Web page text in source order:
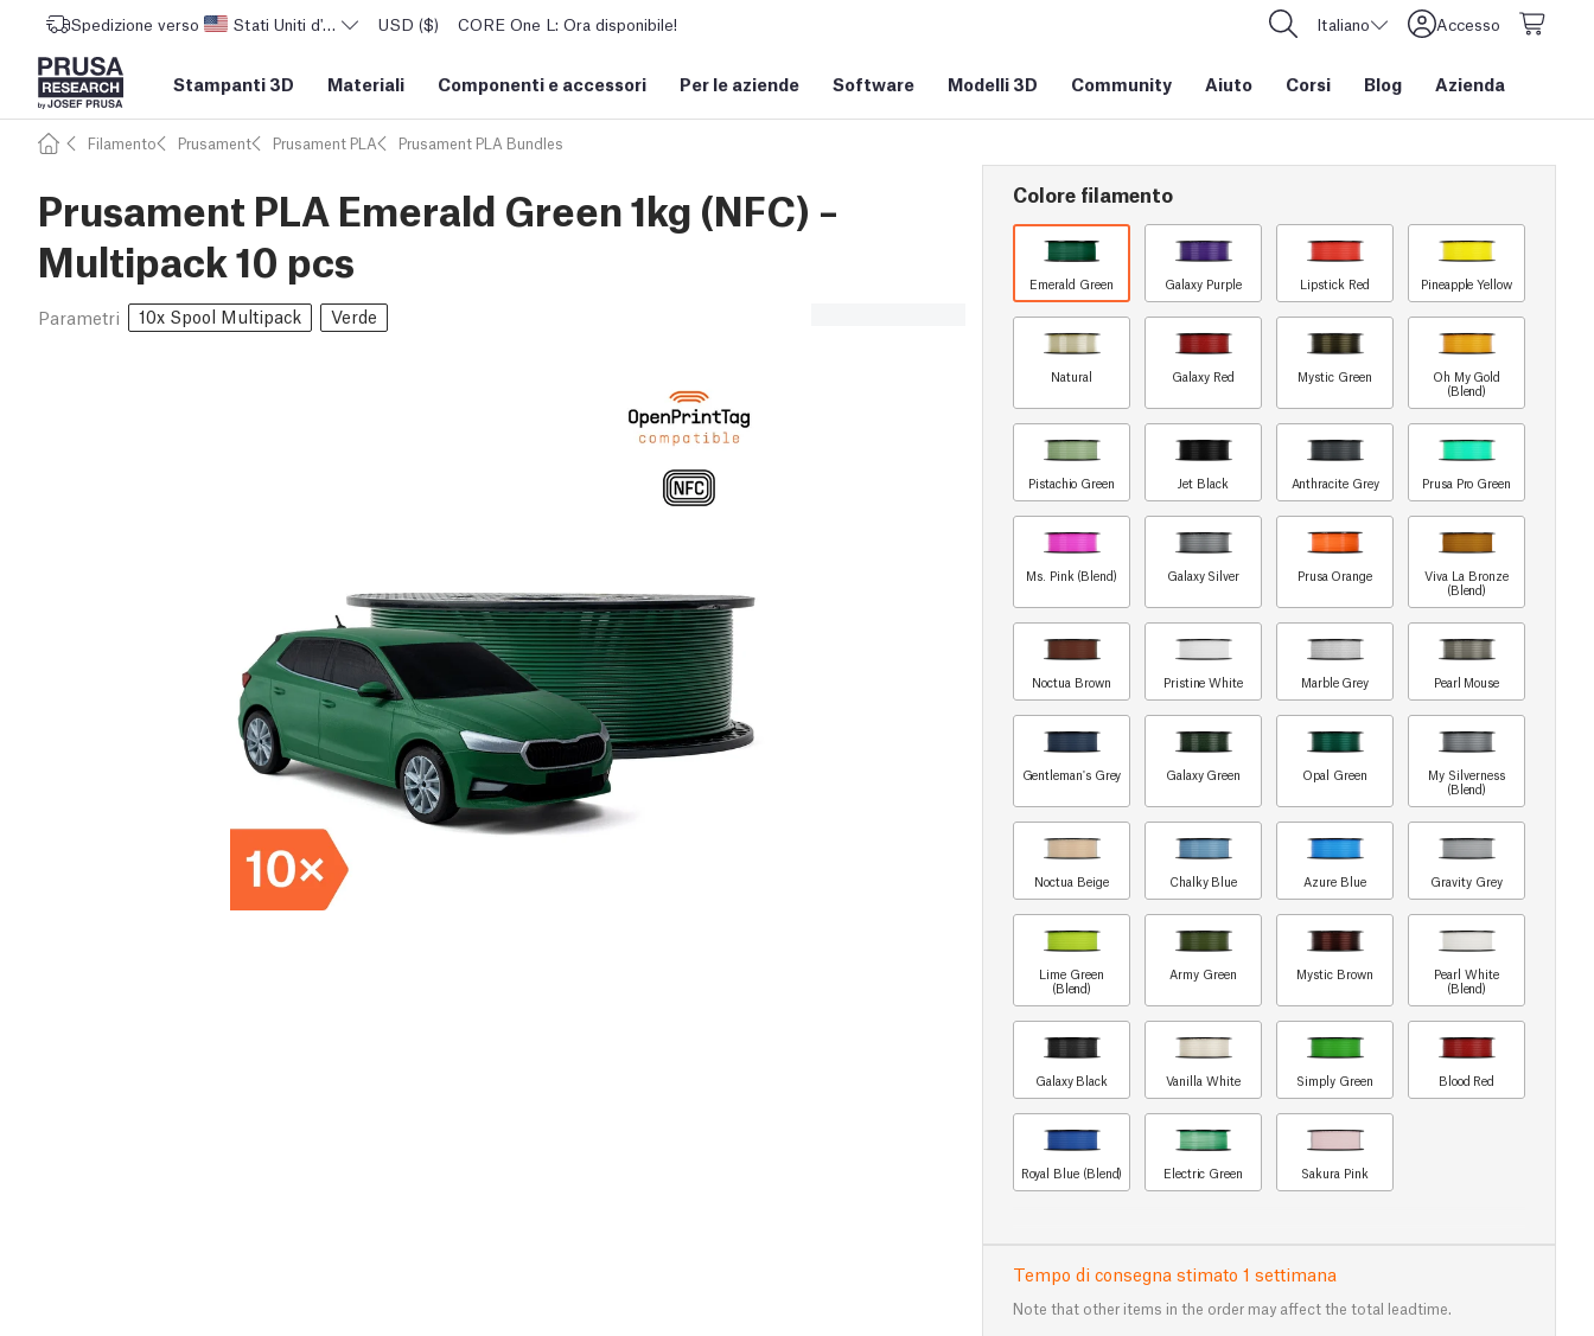
Spedizione verso Stati Uniti d'AmericaUSD ($) CORE One L: Ora disponibile! Italiano Accesso
Stampanti 3D Materiali Componenti e accessori Per le aziende Software Modelli 3D Community Aiuto Corsi Blog Azienda
Filamento Prusament Prusament PLA Prusament PLA Bundles
Prusament PLA Emerald Green 1kg (NFC) –
Multipack 10 pcs
Parametri 10x Spool Multipack Verde
Colore filamento
Emerald Green Galaxy Purple Lipstick Red Pineapple Yellow
Natural Galaxy Red Mystic Green
Oh My Gold
(Blend)
Pistachio Green Jet Black Anthracite Grey Prusa Pro Green
Ms. Pink (Blend) Galaxy Silver Prusa Orange
Viva La Bronze
(Blend)
Noctua Brown Pristine White Marble Grey Pearl Mouse
Gentleman's Grey Galaxy Green Opal Green
My Silverness
(Blend)
Noctua Beige Chalky Blue Azure Blue Gravity Grey
Lime Green
(Blend)
Army Green Mystic Brown
Pearl White
(Blend)
Galaxy Black Vanilla White Simply Green Blood Red
Royal Blue (Blend) Electric Green Sakura Pink
Tempo di consegna stimato 1 settimana
Note that other items in the order may affect the total leadtime.